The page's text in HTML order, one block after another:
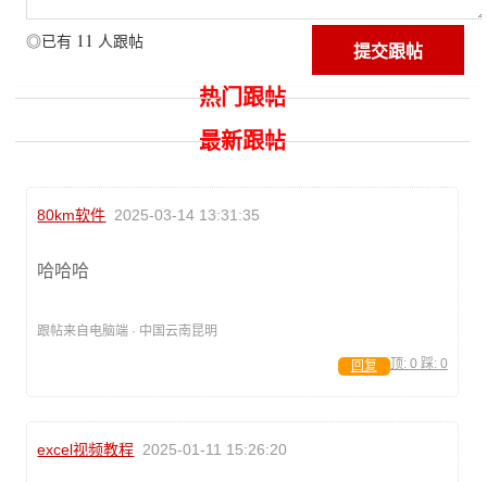
◎已有 11 人跟帖
热门跟帖
最新跟帖
80km软件 2025-03-14 13:31:35
哈哈哈
跟帖来自电脑端 · 中国云南昆明
顶: 0 踩: 0
回复
excel视频教程 2025-01-11 15:26:20